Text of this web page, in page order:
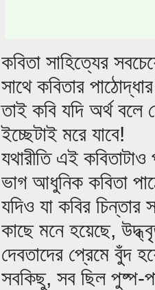
কবিতা সাহিত্যের
সাথে কবিতার
তাই কবি যদি অর্থ বলে
ইচ্ছেটাই মরে যাবে!
যথারীতি এই
ভাগ আধুনিক কবিতা
যদিও যা কবির
কাছে মনে হয়েছে,
দেবতাদের প্রেমে বুঁদ
সবকিছু, সব ছিল পুষ্প-